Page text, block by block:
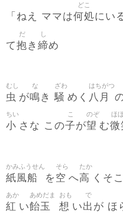
「ねえ ママは何処
どこ
にい
て抱
だ
き 締
し
め
虫
むし
が鳴
な
き騒
ざわ
めく 八月
はちがつ
小
ちい
さな この子
こ
が望
のぞ
む微
ほ
紙風船
かみふうせん
を空
そら
へ高
たか
くそ
紅
あか
い飴玉
あめだま
想
おも
い出
で
が ほ